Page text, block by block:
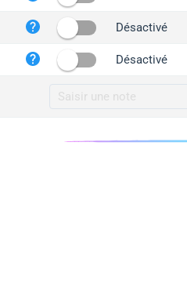
iplogger.co
2no.co
yip.su
iplogger.info
Désactivé
Désactivé